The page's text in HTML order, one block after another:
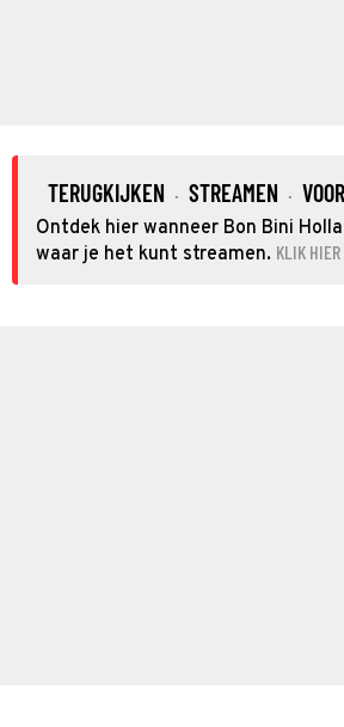
TERUGKIJKEN · STREAMEN ·
Ontdek hier wanneer Bon Bini
waar je het kunt streamen. KLIK HIER